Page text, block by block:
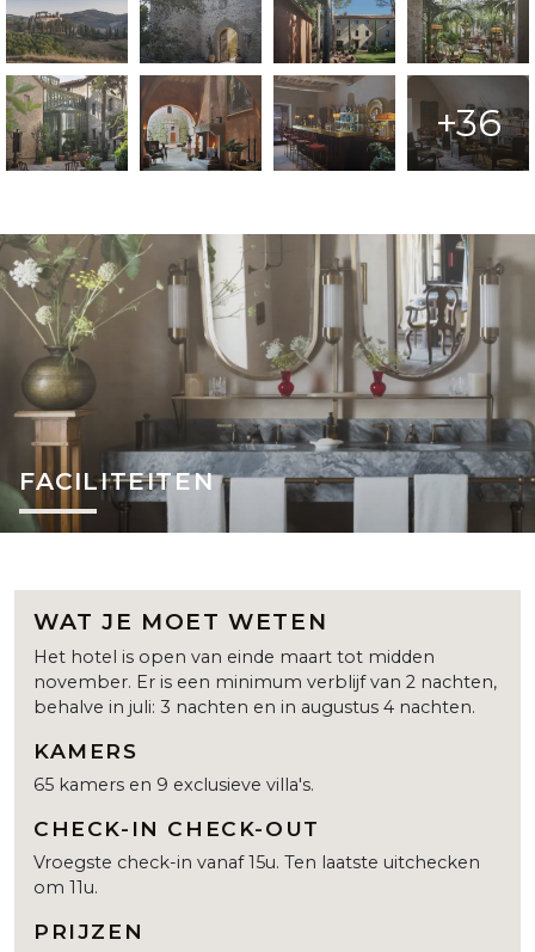
+36
FACILITEITEN
WAT JE MOET WETEN
Het hotel is open van einde maart tot midden
november. Er is een minimum verblijf van 2 nachten,
behalve in juli: 3 nachten en in augustus 4 nachten.
KAMERS
65 kamers en 9 exclusieve villa's.
CHECK-IN CHECK-OUT
Vroegste check-in vanaf 15u. Ten laatste uitchecken
om 11u.
PRIJZEN